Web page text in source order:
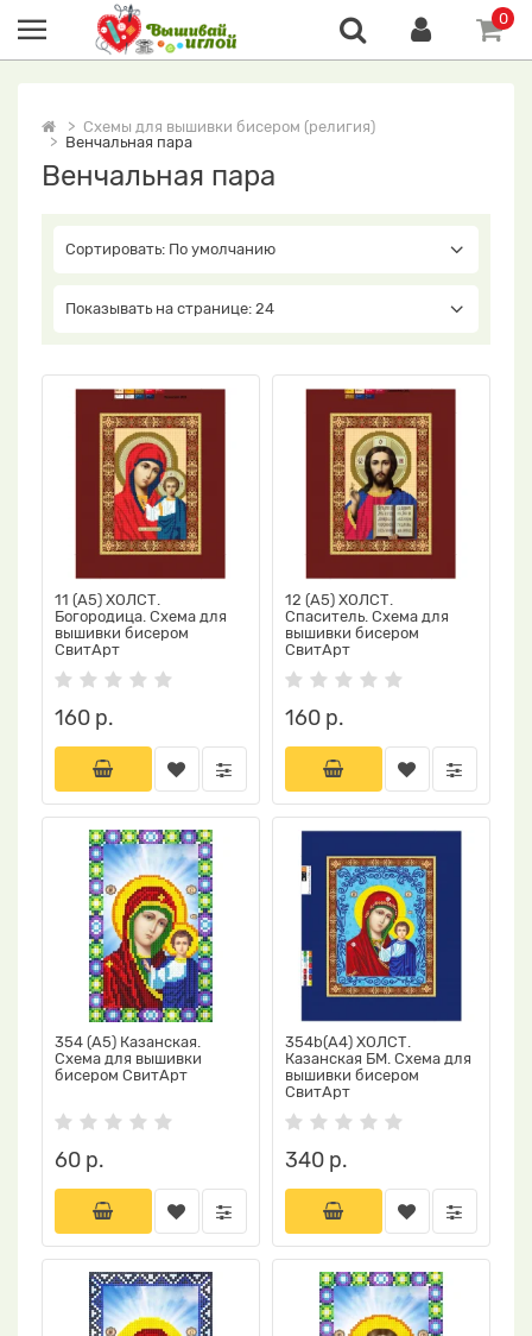
0
Схемы для вышивки бисером (религия)
Венчальная пара
Венчальная пара
Сортировать: По умолчанию
Показывать на странице: 24
11 (А5) ХОЛСТ.
Богородица. Схема для
вышивки бисером
СвитАрт
160 р.
12 (А5) ХОЛСТ.
Спаситель. Схема для
вышивки бисером
СвитАрт
160 р.
354 (А5) Казанская.
Схема для вышивки
бисером СвитАрт
60 р.
354b(А4) ХОЛСТ.
Казанская БМ. Схема для
вышивки бисером
СвитАрт
340 р.